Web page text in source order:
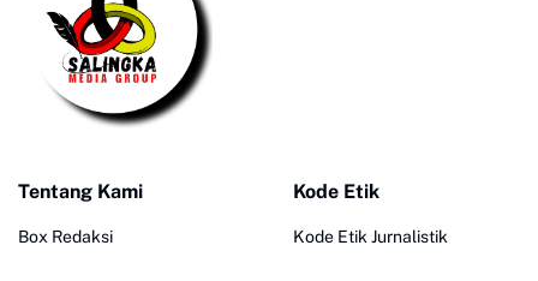
Tentang Kami
Box Redaksi
Kode Etik
Kode Etik Jurnalistik